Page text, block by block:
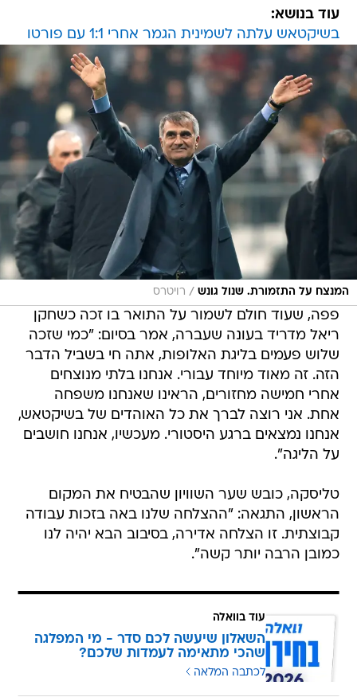
עוד בנושא:
בשיקטאש עלתה לשמינית הגמר אחרי 1:1 עם פורטו
המנצח על התזמורת. שנול גונש / רויטרס
פפה, שעוד חולם לשמור על התואר בו זכה כשחקן
ריאל מדריד בעונה שעברה, אמר בסיום: "כמי שזכה
שלוש פעמים בליגת האלופות, אתה חי בשביל הדבר
הזה. זה מאוד מיוחד עבורי. אנחנו בלתי מנוצחים
אחרי חמישה מחזורים, הראינו שאנחנו משפחה
אחת. אני רוצה לברך את כל האוהדים של בשיקטאש,
אנחנו נמצאים ברגע היסטורי. מעכשיו, אנחנו חושבים
על הליגה".
טליסקה, כובש שער השוויון שהבטיח את המקום
הראשון, התגאה: "ההצלחה שלנו באה בזכות עבודה
קבוצתית. זו הצלחה אדירה, בסיבוב הבא יהיה לנו
כמובן הרבה יותר קשה".
עוד בוואלה
השאלון שיעשה לכם סדר - מי המפלגה
שהכי מתאימה לעמדות שלכם?
לכתבה המלאה